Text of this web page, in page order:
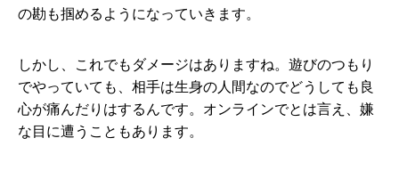
の勘も掴めるようになっていきます。
しかし、これでもダメージはありますね。遊びのつもり
でやっていても、相手は生身の人間なのでどうしても良
心が痛んだりはするんです。オンラインでとは言え、嫌
な目に遭うこともあります。